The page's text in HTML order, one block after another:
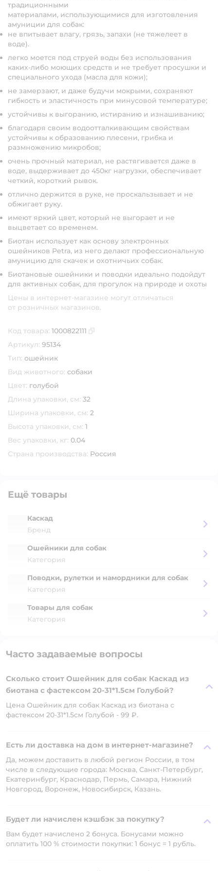
традиционными
материалами, использующимися для изготовления
амуниции для собак:
не впитывает влагу, грязь, запахи (не тяжелеет в
воде).
легко моется под струей воды без использования
каких-либо моющих средств и не требует просушки и
специального ухода (масла для кожи);
не замерзают, и даже будучи мокрыми, сохраняют
гибкость и эластичность при минусовой температуре;
устойчивы к выгоранию, истиранию и изнашиванию;
благодаря своим водоотталкивающим свойствам
устойчивы к образованию плесени, грибка и
размножению микробов;
очень прочный материал, не растягивается даже в
воде, выдерживает до 450кг нагрузки, обеспечивает
четкий, короткий рывок.
отлично держится в руке, не проскальзывает и не
обжигает руку.
имеют яркий цвет, который не выгорает и не
выцветает со временем.
Биотан использует как основу электронных
ошейников Petra, из него делают профессиональную
амуницию для скачек и охотничьих собак.
Биотановые ошейники и поводки идеально подойдут
для активных собак, для прогулок на природе и охоты
Цены в интернет-магазине могут отличаться
от розничных магазинов.
Код товара: 1000822111
Артикул: 95134
Тип: ошейник
Вид животного: собаки
Цвет: голубой
Длина упаковки, см: 32
Ширина упаковки, см: 2
Высота упаковки, см: 1
Вес упаковки, кг: 0.04
Страна производства: Россия
Ещё товары
Каскад
Бренд
Ошейники для собак
Категория
Поводки, рулетки и намордники для собак
Категория
Товары для собак
Категория
Часто задаваемые вопросы
Сколько стоит Ошейник для собак Каскад из
биотана с фастексом 20-31*1.5см Голубой?
Цена Ошейник для собак Каскад из биотана с
фастексом 20-31*1.5см Голубой - 99 ₽.
Есть ли доставка на дом в интернет-магазине?
Да, можем доставить в любой регион России, в том
числе в следующие города: Москва, Санкт-Петербург,
Екатеринбург, Краснодар, Пермь, Самара, Нижний
Новгород, Воронеж, Новосибирск, Казань.
Будет ли начислен кэшбэк за покупку?
Вам будет начислено 2 бонуса. Бонусами можно
оплатить 100 % стоимости покупки: 1 бонус = 1 рубль.